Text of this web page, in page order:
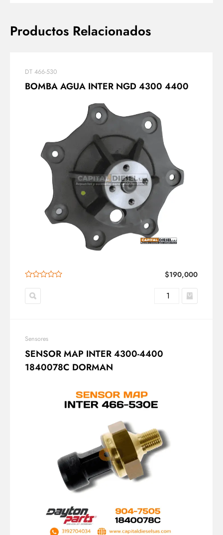
Productos Relacionados
DT 466-530
BOMBA AGUA INTER NGD 4300 4400
$190,000
Sensores
SENSOR MAP INTER 4300-4400
1840078C DORMAN